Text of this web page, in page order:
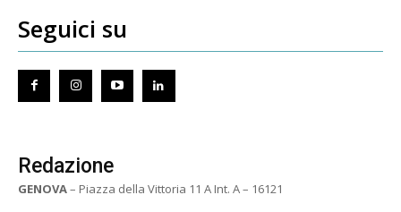
Seguici su
Redazione
GENOVA– Piazza della Vittoria 11 A Int. A – 16121